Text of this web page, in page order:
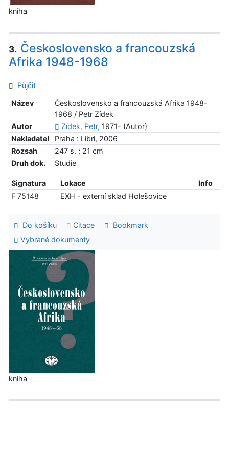
kniha
3. Československo a francouzská
Afrika 1948-1968
Půjčit
Název
Československo a francouzská Afrika 1948-
1968 / Petr Zídek
Autor
Zídek, Petr, 1971- (Autor)
Nakladatel
Praha : Libri, 2006
Rozsah
247 s. ; 21 cm
Druh dok.
Studie
Signatura Lokace
Info
F 75148
EXH - externí sklad Holešovice
Do košíku Citace
Bookmark
Vybrané dokumenty
kniha